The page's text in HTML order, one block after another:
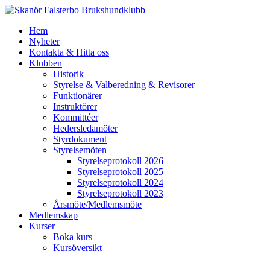
Hem
Nyheter
Kontakta & Hitta oss
Klubben
Historik
Styrelse & Valberedning & Revisorer
Funktionärer
Instruktörer
Kommittéer
Hedersledamöter
Styrdokument
Styrelsemöten
Styrelseprotokoll 2026
Styrelseprotokoll 2025
Styrelseprotokoll 2024
Styrelseprotokoll 2023
Årsmöte/Medlemsmöte
Medlemskap
Kurser
Boka kurs
Kursöversikt